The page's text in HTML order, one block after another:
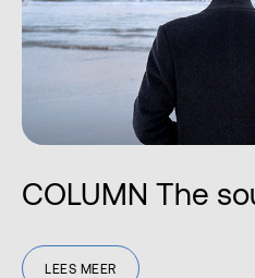
COLUMN The
LEES MEER